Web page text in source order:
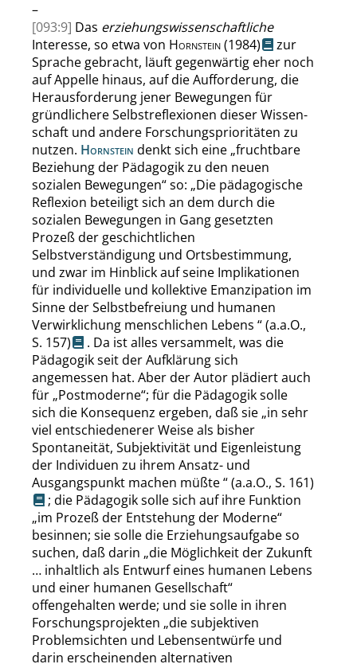
–
[093:9] Das erziehungswissenschaftliche
Interesse, so etwa von Hornstein(1984)
zur
Sprache gebracht, läuft gegenwärtig eher noch
auf Appelle hinaus, auf die Aufforderung, die
Herausforderung jener Bewegungen für
gründlichere Selbstreflexionen dieser Wissen­
schaft und andere Forschungsprioritäten zu
nutzen. Hornstein denkt sich eine „fruchtbare
Beziehung der Pädagogik zu den neuen
sozialen Bewegungen“so: „Die pädagogische
Reflexion beteiligt sich an dem durch die
sozialen Bewegungen in Gang gesetzten
Prozeß der geschichtlichen
Selbstverständigung und Ortsbestimmung,
und zwar im Hinblick auf seine Implikationen
für individuelle und kollektive Emanzipation im
Sinne der Selbstbefreiung und humanen
Verwirklichung menschlichen Lebens “(a.a.O.,
S. 157)
. Da ist alles versammelt, was die
Pädagogik seit der Aufklärung sich
angemessen hat. Aber der Autor plädiert auch
für „Postmoderne“; für die Pädagogik solle
sich die Konsequenz ergeben, daß sie „in sehr
viel entschiedenerer Weise als bisher
Spontaneität, Subjektivität und Eigenleistung
der Individuen zu ihrem Ansatz- und
Ausgangspunkt machen müßte“(a.a.O., S. 161)
; die Pädagogik solle sich auf ihre Funktion
„im Prozeß der Entstehung der Moderne“
besinnen; sie solle die Erziehungsaufgabe so
suchen, daß darin „die Möglichkeit der Zukunft
… inhaltlich als Entwurf eines humanen Lebens
und einer humanen Gesellschaft“
offengehalten werde; und sie solle in ihren
Forschungsprojekten „die subjektiven
Problemsichten und Lebensentwürfe und
darin erscheinenden alternativen